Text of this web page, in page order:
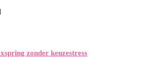
zonder keuzestress